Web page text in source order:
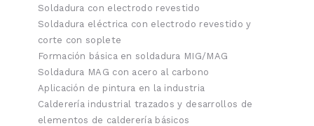
Soldadura con electrodo revestido
Soldadura eléctrica con electrodo revestido y
corte con soplete
Formación básica en soldadura MIG/MAG
Soldadura MAG con acero al carbono
Aplicación de pintura en la industria
Calderería industrial trazados y desarrollos de
elementos de calderería básicos